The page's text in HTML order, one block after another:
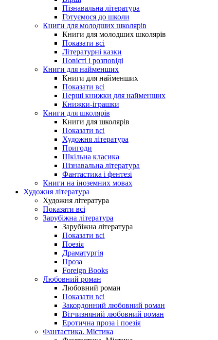
Пізнавальна література
Готуємося до школи
Книги для молодших школярів
Книги для молодших школярів
Показати всі
Літературні казки
Повісті і розповіді
Книги для найменших
Книги для найменших
Показати всі
Перші книжки для найменших
Книжки-іграшки
Книги для школярів
Книги для школярів
Показати всі
Художня література
Пригоди
Шкільна класика
Пізнавальна література
Фантастика і фентезі
Книги на іноземних мовах
Художня література
Художня література
Показати всі
Зарубіжна література
Зарубіжна література
Показати всі
Поезія
Драматургія
Проза
Foreign Books
Любовний роман
Любовний роман
Показати всі
Закордонний любовний роман
Вітчизняний любовний роман
Еротична проза і поезія
Фантастика. Містика